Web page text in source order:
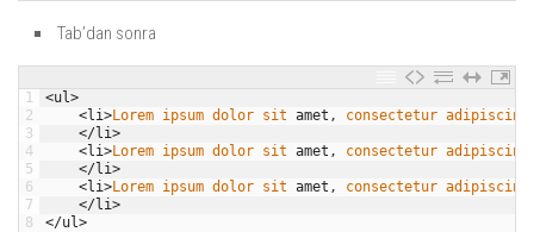
Tab’dan sonra
1
2
3
4
5
6
7
8
<ul>
<li>Lorem ipsum dolor sit amet , consectetur
</li>
<li>Lorem ipsum dolor sit amet , consectetur
</li>
<li>Lorem ipsum dolor sit amet , consectetur
</li>
</ul>